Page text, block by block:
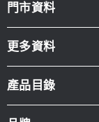
門市資料
更多資料
產品目錄